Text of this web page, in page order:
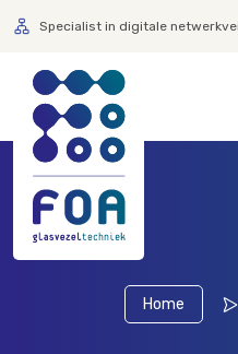
Specialist in digitale
Home